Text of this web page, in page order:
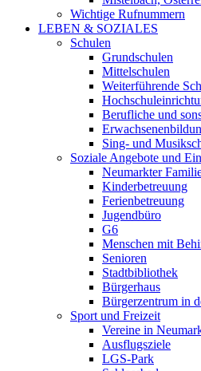
Wichtige Rufnummern
LEBEN & SOZIALES
Schulen
Grundschulen
Mittelschulen
Weiterführende
Berufliche und
Sing- und
Soziale Angebote und
Neumarkter
Kinderbetreuung
Ferienbetreuung
Jugendbüro
G6
Menschen mit
Senioren
Stadtbibliothek
Bürgerhaus
Bürgerzentrum in
Sport und Freizeit
Vereine in
Ausflugsziele
LGS-Park